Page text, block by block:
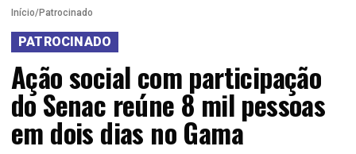
Início/Patrocinado
PATROCINADO
Ação social com participação
do Senac reúne 8 mil pessoas
em dois dias no Gama